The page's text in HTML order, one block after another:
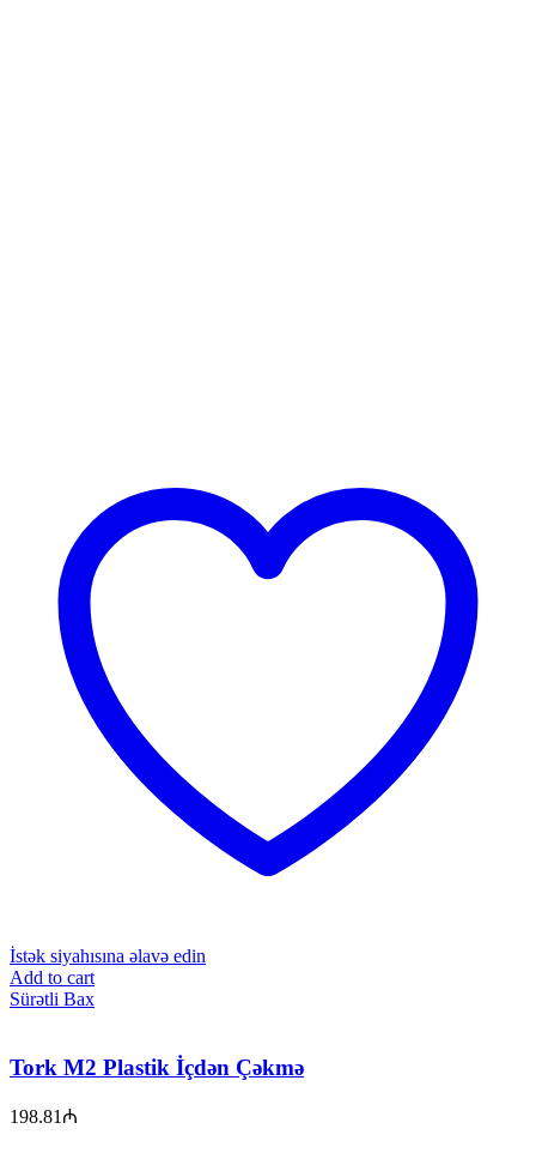
İstək siyahısına əlavə edin
Add to cart
Sürətli Bax
Tork M2 Plastik İçdən Çəkmə
198.81 ₼